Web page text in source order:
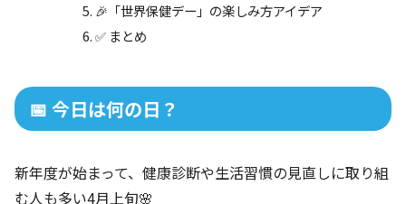
🎉「世界保健デー」の楽しみ方アイデア
✅ まとめ
📅 今日は何の日？
新年度が始まって、健康診断や生活習慣の見直しに取り組
む人も多い4月上旬🌸